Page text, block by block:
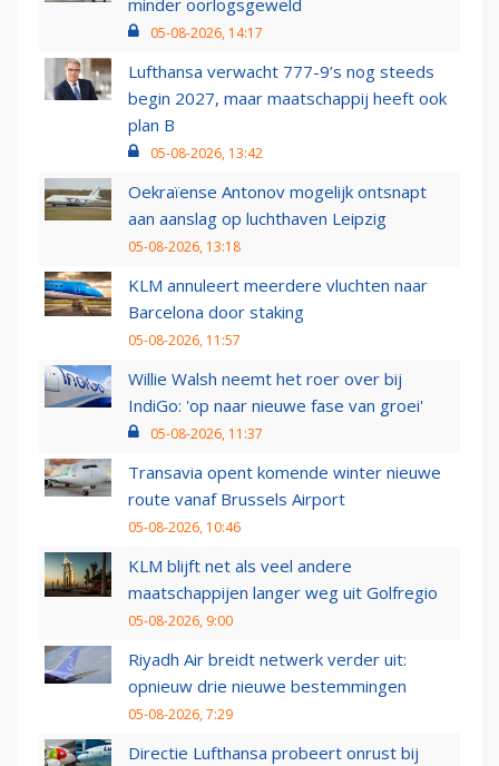
minder oorlogsgeweld
05-08-2026, 14:17
Lufthansa verwacht 777-9’s nog steeds
begin 2027, maar maatschappij heeft ook
plan B
05-08-2026, 13:42
Oekraïense Antonov mogelijk ontsnapt
aan aanslag op luchthaven Leipzig
05-08-2026, 13:18
KLM annuleert meerdere vluchten naar
Barcelona door staking
05-08-2026, 11:57
Willie Walsh neemt het roer over bij
IndiGo: 'op naar nieuwe fase van groei'
05-08-2026, 11:37
Transavia opent komende winter nieuwe
route vanaf Brussels Airport
05-08-2026, 10:46
KLM blijft net als veel andere
maatschappijen langer weg uit Golfregio
05-08-2026, 9:00
Riyadh Air breidt netwerk verder uit:
opnieuw drie nieuwe bestemmingen
05-08-2026, 7:29
Directie Lufthansa probeert onrust bij